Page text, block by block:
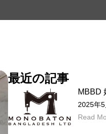
最近の記事
MBBD
2025年
Read